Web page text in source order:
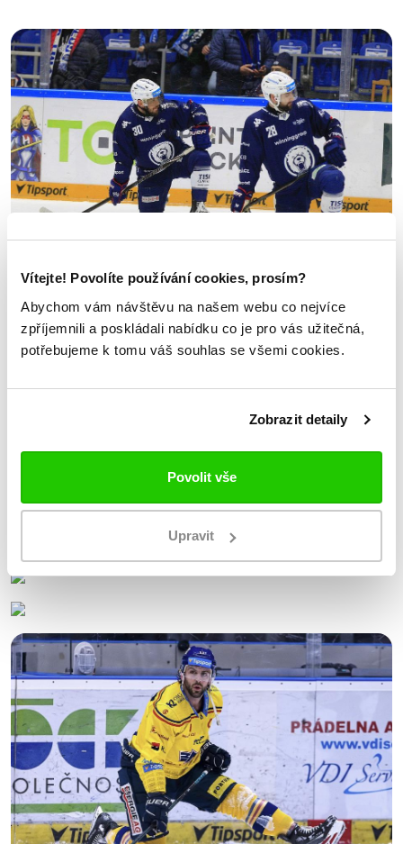
Vítejte! Povolíte používání cookies, prosím?
Abychom vám návštěvu na našem webu co nejvíce
zpříjemnili a poskládali nabídku co je pro vás užitečná,
potřebujeme k tomu váš souhlas se všemi cookies.
Zobrazit detaily
Povolit vše
Upravit